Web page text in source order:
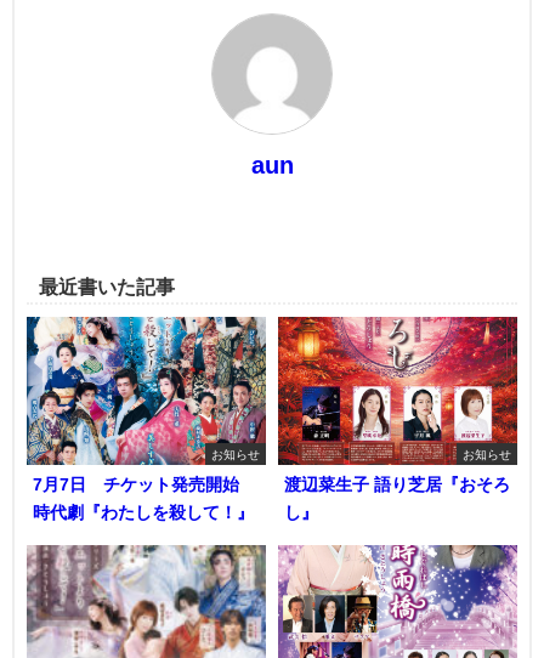
aun
最近書いた記事
お知らせ
7月7日 チケット発売開始
時代劇『わたしを殺して！』
お知らせ
渡辺菜生子 語り芝居『おそろ
し』